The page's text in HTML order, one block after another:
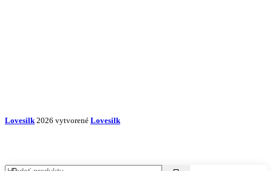
Lovesilk 2026 vytvorené Lovesilk